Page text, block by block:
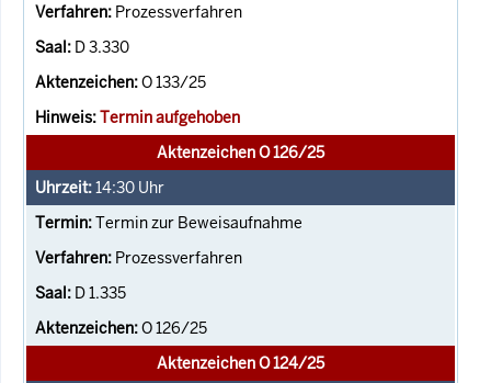
Prozessverfahren
D 3.330
O 133/25
Termin aufgehoben
Aktenzeichen O 126/25
14:30 Uhr
Termin zur Beweisaufnahme
Prozessverfahren
D 1.335
O 126/25
Aktenzeichen O 124/25